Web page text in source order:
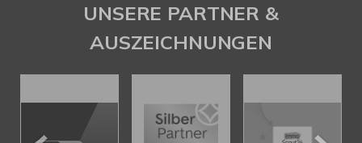
UNSERE PARTNER &
AUSZEICHNUNGEN